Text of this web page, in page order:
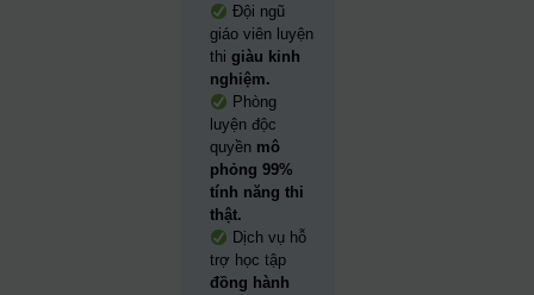
Đội ngũ
giáo viên luyện
thigiàu kinh
nghiệm.
Phòng
luyện độc
quyền mô
phỏng 99%
tính năng thi
thật.
Dịch vụ hỗ
trợ học tập
đồng hành